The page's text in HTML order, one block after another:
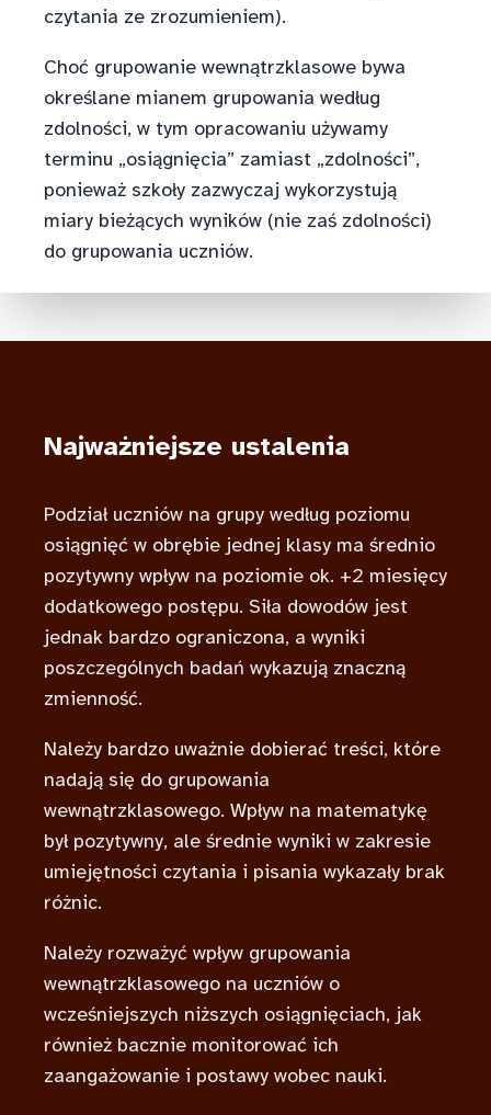
czytania ze zrozumieniem).
Choć grupowanie wewnątrzklasowe bywa
określane mianem grupowania według
zdolności, w tym opracowaniu używamy
terminu „osiągnięcia” zamiast „zdolności”,
ponieważ szkoły zazwyczaj wykorzystują
miary bieżących wyników (nie zaś zdolności)
do grupowania uczniów.
Najważniejsze ustalenia
Podział uczniów na grupy według poziomu
osiągnięć w obrębie jednej klasy ma średnio
pozytywny wpływ na poziomie ok. +2 miesięcy
dodatkowego postępu. Siła dowodów jest
jednak bardzo ograniczona, a wyniki
poszczególnych badań wykazują znaczną
zmienność.
Należy bardzo uważnie dobierać treści, które
nadają się do grupowania
wewnątrzklasowego. Wpływ na matematykę
był pozytywny, ale średnie wyniki w zakresie
umiejętności czytania i pisania wykazały brak
różnic.
Należy rozważyć wpływ grupowania
wewnątrzklasowego na uczniów o
wcześniejszych niższych osiągnięciach, jak
również bacznie monitorować ich
zaangażowanie i postawy wobec nauki.